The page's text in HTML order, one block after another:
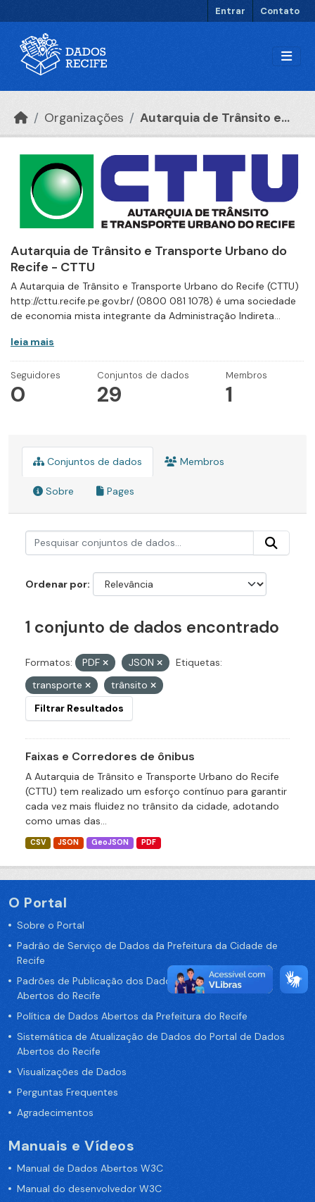
Entrar Contato
Organizações Autarquia de Trânsito e...
Autarquia de Trânsito e Transporte Urbano do
Recife - CTTU
A Autarquia de Trânsito e Transporte Urbano do Recife (CTTU)
http://cttu.recife.pe.gov.br/ (0800 081 1078) é uma sociedade
de economia mista integrante da Administração Indireta...
leia mais
Seguidores
0
Conjuntos de dados
29
Membros
1
Conjuntos de dados Membros
Sobre Pages
Ordenar por
1 conjunto de dados encontrado
Formatos: PDF JSON
Etiquetas:
transporte
trânsito
Filtrar Resultados
Faixas e Corredores de ônibus
A Autarquia de Trânsito e Transporte Urbano do Recife
(CTTU) tem realizado um esforço contínuo para garantir
cada vez mais fluidez no trânsito da cidade, adotando
como umas das...
CSV JSON GeoJSON PDF
O Portal
Sobre o Portal
Padrão de Serviço de Dados da Prefeitura da Cidade de
Recife
Padrões de Publicação dos Dados no Portal de Dados
Abertos do Recife
Política de Dados Abertos da Prefeitura do Recife
Sistemática de Atualização de Dados do Portal de Dados
Abertos do Recife
Visualizações de Dados
Perguntas Frequentes
Agradecimentos
Manuais e Vídeos
Manual de Dados Abertos W3C
Manual do desenvolvedor W3C